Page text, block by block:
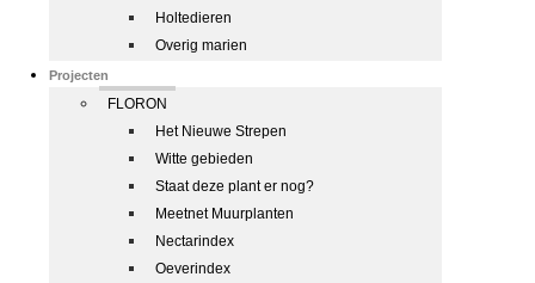
Holtedieren
Overig marien
Projecten
FLORON
Het Nieuwe Strepen
Witte gebieden
Staat deze plant er nog?
Meetnet Muurplanten
Nectarindex
Oeverindex